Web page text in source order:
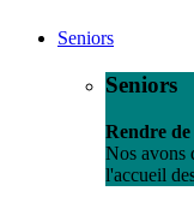
Seniors
Seniors
Rendre de
Nos avons
l'accueil